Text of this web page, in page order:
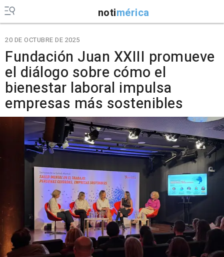
notimérica
20 DE OCTUBRE DE 2025
Fundación Juan XXIII promueve
el diálogo sobre cómo el
bienestar laboral impulsa
empresas más sostenibles